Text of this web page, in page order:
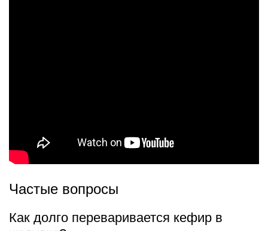
Частые вопросы
Как долго переваривается кефир в